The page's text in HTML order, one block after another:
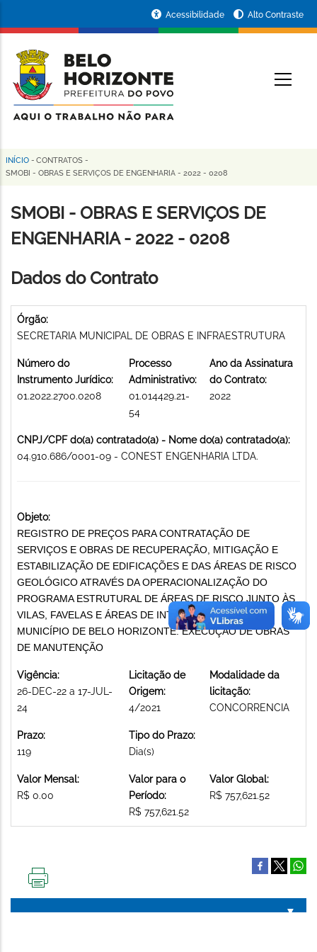
conteúdo
principal
da
Prefeitura
de
Horizonte
Acessibilidade Alto Contraste
Trilha
navegação
INÍCIO - CONTRATOS -
SMOBI - OBRAS E SERVIÇOS DE ENGENHARIA - 2022 - 0208
SMOBI - OBRAS E SERVIÇOS DE
ENGENHARIA - 2022 - 0208
Dados do Contrato
Órgão:
SECRETARIA MUNICIPAL DE OBRAS E INFRAESTRUTURA
Número do
Instrumento Jurídico:
01.2022.2700.0208
Processo
Administrativo:
01.014429.21-
54
Ano da Assinatura
do Contrato:
2022
CNPJ/CPF do(a) contratado(a) - Nome do(a) contratado(a):
04.910.686/0001-09 - CONEST ENGENHARIA LTDA.
Objeto:
REGISTRO DE PREÇOS PARA CONTRATAÇÃO DE
SERVIÇOS E OBRAS DE RECUPERAÇÃO, MITIGAÇÃO E
ESTABILIZAÇÃO DE EDIFICAÇÕES E DAS ÁREAS DE RISCO
GEOLÓGICO ATRAVÉS DA OPERACIONALIZAÇÃO DO
PROGRAMA ESTRUTURAL DE ÁREAS DE RISCO JUNTO ÀS
VILAS, FAVELAS E ÁREAS DE INTERESSE SOCIAL DO
MUNICÍPIO DE BELO HORIZONTE. EXECUÇÃO DE OBRAS
DE MANUTENÇÃO
Vigência:
26-DEC-22 a 17-JUL-
24
Licitação de
Origem:
4/2021
Modalidade da
licitação:
CONCORRENCIA
Prazo:
119
Tipo do Prazo:
Dia(s)
Valor Mensal:
R$ 0.00
Valor para o
Período:
R$ 757,621.52
Valor Global:
R$ 757,621.52
PÁGINA